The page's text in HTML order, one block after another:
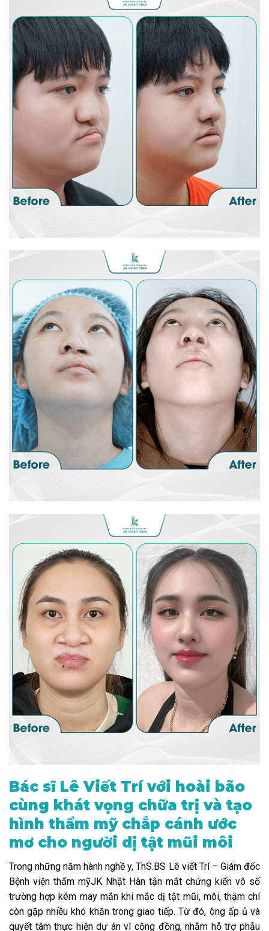
Bác sĩ Lê Viết Trí với hoài bão
cùng khát vọng chữa trị và tạo
hình thẩm mỹ chắp cánh ước
mơ cho người dị tật mũi môi
Trong những năm hành nghề y, ThS.BS Lê viết Trí – Giám đốc
Bệnh viện thẩm mỹJK Nhật Hàn tận mắt chứng kiến vô số
trường hợp kém may mắn khi mắc dị tật mũi, môi, thậm chí
còn gặp nhiều khó khăn trong giao tiếp. Từ đó, ông ấp ủ và
quyết tâm thực hiện dự án vì cộng đồng, nhằm hỗ trợ phẫu